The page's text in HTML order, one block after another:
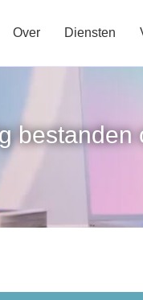
Over Diensten